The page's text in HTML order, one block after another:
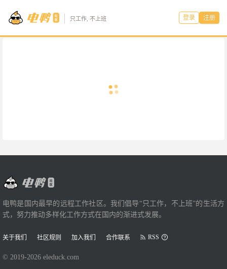
只工作, 不上班 登录 注册
电鸭是国内最早的远程工作社区。我们倡导“只工作，不上班”的生活方
式，努力推动多样化工作方式在国内的渐进式发展。
关于我们 社区规则 加入我们 合作联系 RSS
© 2019-2026 eleduck.com